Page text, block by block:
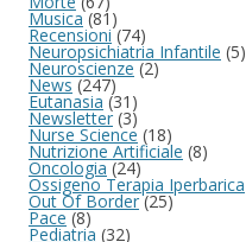
Musica(81)
Recensioni(74)
Neuropsichiatria Infantile (5)
Neuroscienze(2)
News(247)
Eutanasia (31)
Newsletter (3)
Nurse Science (18)
Nutrizione Artificiale (8)
Oncologia(24)
Ossigeno Terapia Iperbarica
Out Of Border(25)
Pace(8)
Pediatria (32)